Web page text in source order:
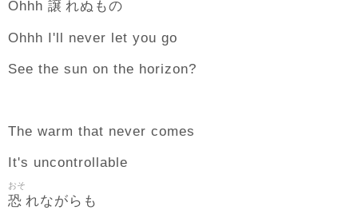
Ohhh 譲 れぬもの
Ohhh I'll never let you go
See the sun on the horizon?
The warm that never comes
It's uncontrollable
恐
おそ
れながらも